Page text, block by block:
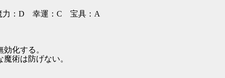
：D 幸運：C 宝具：A
化する。
術は防げない。